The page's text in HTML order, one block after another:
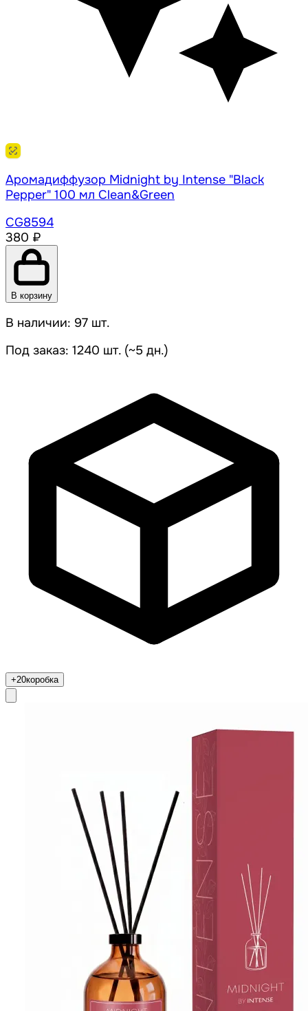
Аромадиффузор Midnight by Intense "Black
Pepper" 100 мл Clean&Green
CG8594
380 ₽
В корзину
В наличии: 97 шт.
Под заказ: 1240 шт. (~5 дн.)
+20коробка